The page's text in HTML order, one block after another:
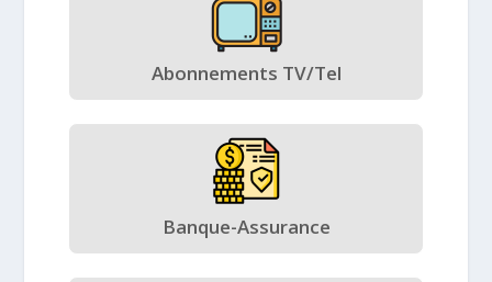
Abonnements TV/Tel
Banque-Assurance